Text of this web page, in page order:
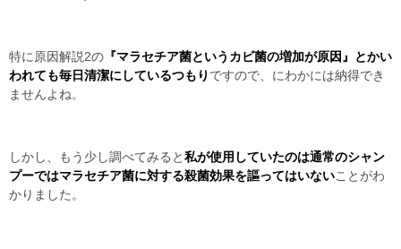
特に原因解説2の 『マラセチア菌というカビ菌の増加が原因』とかい
われても毎日清潔にしているつもり ですので、にわかには納得でき
ませんよね。
しかし、もう少し調べてみると私が使用していたのは通常のシャン
プーではマラセチア菌に対する殺菌効果を謳ってはいないことがわ
かりました。